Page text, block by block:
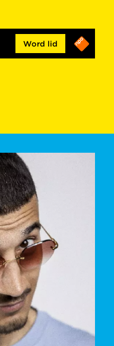
Word lid